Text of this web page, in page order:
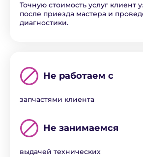
Точную стоимость услуг клиент
после приезда мастера и
диагностики.
Не работаем с
запчастями клиента
Не занимаемся
выдачей технических